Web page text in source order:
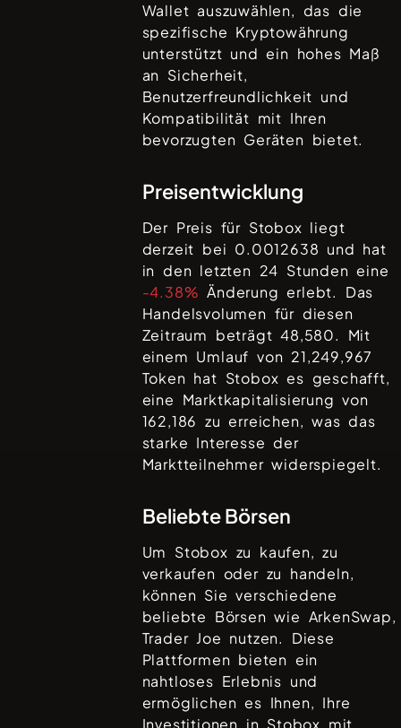
Wallet auszuwählen, das die
spezifische Kryptowährung
unterstützt und ein hohes Maß
an Sicherheit,
Benutzerfreundlichkeit und
Kompatibilität mit Ihren
bevorzugten Geräten bietet.
Preisentwicklung
Der Preis für Stobox liegt
derzeit bei 0.0012638 und hat
in den letzten 24 Stunden eine
-4.38% Änderung erlebt. Das
Handelsvolumen für diesen
Zeitraum beträgt48,580. Mit
einem Umlauf von 21,249,967
Token hat Stobox es geschafft,
eine Marktkapitalisierung von
162,186 zu erreichen, was das
starke Interesse der
Marktteilnehmer widerspiegelt.
Beliebte Börsen
Um Stobox zu kaufen, zu
verkaufen oder zu handeln,
können Sie verschiedene
beliebte Börsen wie ArkenSwap,
Trader Joe nutzen. Diese
Plattformen bieten ein
nahtloses Erlebnis und
ermöglichen es Ihnen, Ihre